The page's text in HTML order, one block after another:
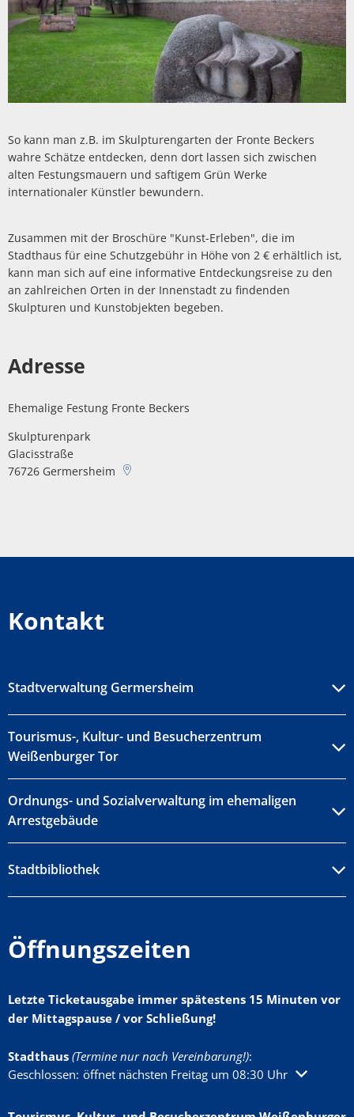
So kann man z.B. im Skulpturengarten der Fronte Beckers
wahre Schätze entdecken, denn dort lassen sich zwischen
alten Festungsmauern und saftigem Grün Werke
internationaler Künstler bewundern.
Zusammen mit der Broschüre "Kunst-Erleben", die im
Stadthaus für eine Schutzgebühr in Höhe von 2 € erhältlich ist,
kann man sich auf eine informative Entdeckungsreise zu den
an zahlreichen Orten in der Innenstadt zu findenden
Skulpturen und Kunstobjekten begeben.
Adresse
Ehemalige Festung Fronte Beckers
Skulpturenpark
Glacisstraße
76726 Germersheim
Kontakt
Stadtverwaltung Germersheim
Tourismus-, Kultur- und Besucherzentrum
Weißenburger Tor
Ordnungs- und Sozialverwaltung im ehemaligen
Arrestgebäude
Stadtbibliothek
Öffnungszeiten
Letzte Ticketausgabe immer spätestens 15 Minuten vor
der Mittagspause / vor Schließung!
Stadthaus (Termine nur nach Vereinbarung!):
Klicken, um weitere Öffnungs- oder Schließzeiten auszublenden
Geschlossen: öffnet nächsten Freitag um 08:30 Uhr